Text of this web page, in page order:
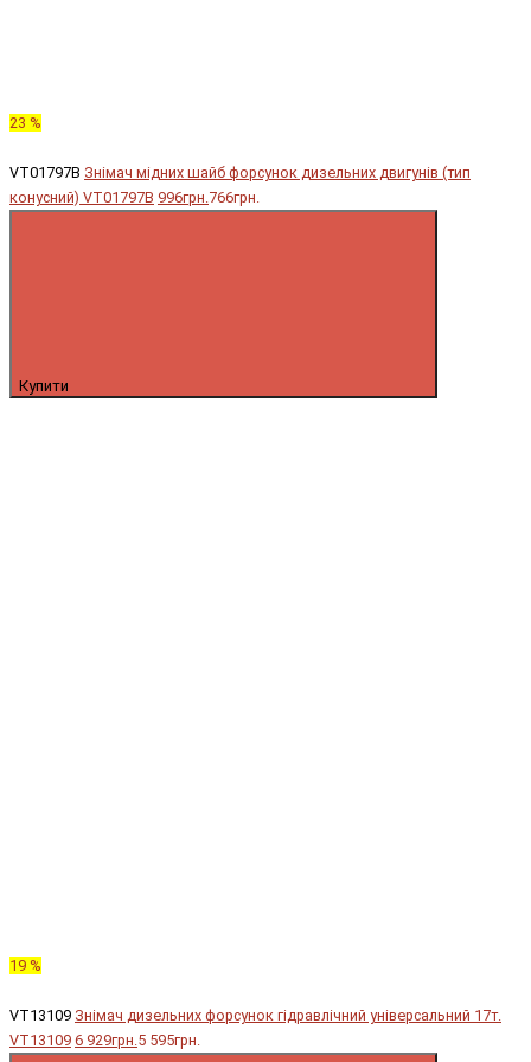
23 %
VT01797B Знімач мідних шайб форсунок дизельних двигунів (тип
конусний) VT01797B 996грн.766грн.
Купити
19 %
VT13109 Знімач дизельних форсунок гідравлічний універсальний 17т.
VT13109 6 929грн.5 595грн.